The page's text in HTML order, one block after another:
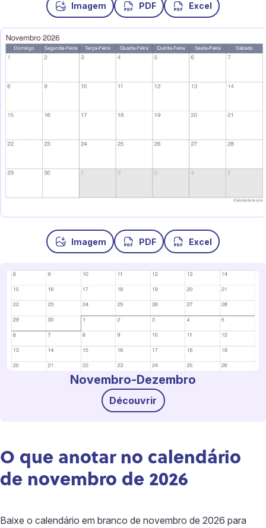
Imagem PDF Excel
Imagem PDF Excel
Novembro-Dezembro
Découvrir
O que anotar no calendário
de novembro de 2026
Baixe o calendário em branco de novembro de 2026 para